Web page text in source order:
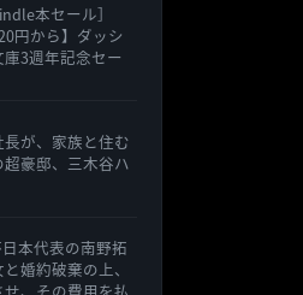
本セール］
円から】ダッシ
3週年記念セー
が、家族と住む
豪邸、三木谷ハ
本代表の南野拓
婚約破棄の上、